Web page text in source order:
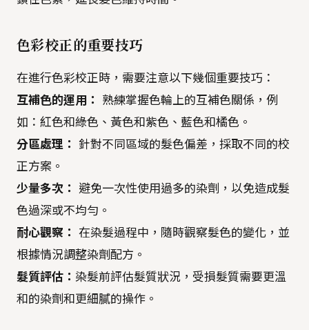
色彩校正的重要技巧
在進行色彩校正時，需要注意以下幾個重要技巧：
互補色的運用：
熟練掌握色輪上的互補色關係，例
如：紅色和綠色、黃色和紫色、藍色和橘色。
分區處理： 針對不同區域的髮色偏差，採取不同的校
正方案。
少量多次：
避免一次性使用過多的染劑，以免造成髮
色過深或不均勻。
耐心觀察： 在染髮過程中，隨時觀察髮色的變化，並
根據情況調整染劑配方。
髮質評估： 染髮前評估髮質狀況，受損髮質需要更溫
和的染劑和更細膩的操作。